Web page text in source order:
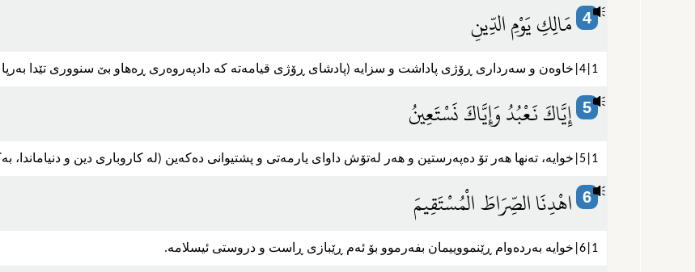
4 مَالِكِ يَوْمِ الدِّينِ
1|4|خاوه‌ن و سه‌رداری ڕۆژی پاداشت و سزایه (پادشای ڕۆژی قیامه‌ته که دادپه‌روه‌ری ڕه‌هاو بێ سنووری تێدا به‌رپا ده‌کات).
5 إِيَّاكَ نَعْبُدُ وَإِيَّاكَ نَسْتَعِينُ
1|5|خوایه‌، ته‌نها هه‌ر تۆ ده‌په‌رستین و هه‌ر له‌تۆش داوای یارمه‌تی و پشتیوانی ده‌که‌ین (له کاروباری دین و دنیاماندا، به‌که‌سی تر له به‌ده‌کانت ناکرێت).
6 اهْدِنَا الصِّرَاطَ الْمُسْتَقِيمَ
1|6|خوایه به‌رده‌وام ڕێنمووییمان بفه‌رموو بۆ ئه‌م ڕێبازی ڕاست و دروستی ئیسلامه‌.